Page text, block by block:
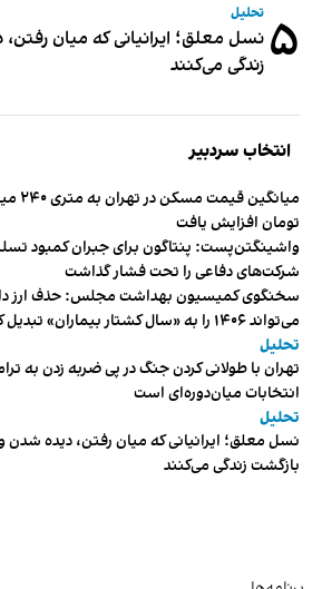
۵ تحلیل
نسل معلق؛ ایرانیانی که میان
زندگی می‌کنند
انتخاب سردبیر
میانگین
تومان افزایش یافت
واشینگتن‌پست: پنتاگون برای جبران کمبود
شرکت‌های دفاعی را تحت فشار گذاشت
سخنگوی کمیسیون بهداشت مجلس: حذف ارز
می‌تواند ۱۴۰۶ را به «سال کشتار بیماران» تبدیل کند
تحلیل
تهران با طولانی کردن جنگ در پی ضربه زدن به
انتخابات میان‌دوره‌ای است
تحلیل
نسل معلق؛ ایرانیانی که میان رفتن، دیده شدن
بازگشت زندگی می‌کنند